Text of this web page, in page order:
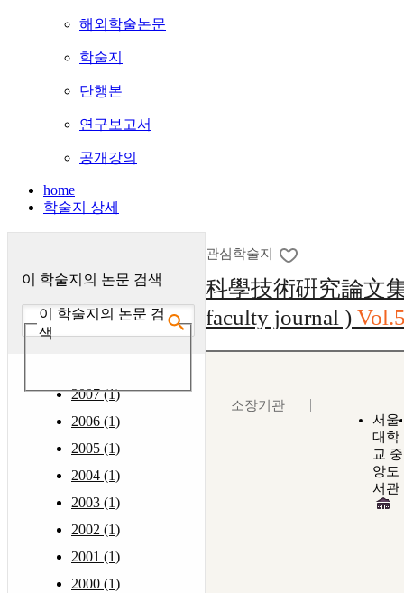
해외학술논문
학술지
단행본
연구보고서
공개강의
home
학술지 상세
이 학술지의 논문 검색
이 학술지의 논문 검
색
2007 (1)
2006 (1)
2005 (1)
2004 (1)
2003 (1)
2002 (1)
2001 (1)
2000 (1)
관심학술지
科學技術硏究論文
faculty journal )
소장기관
서울
대학
교 중
앙도
서관